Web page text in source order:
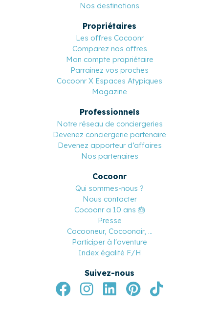
Nos destinations
Propriétaires
Les offres Cocoonr
Comparez nos offres
Mon compte propriétaire
Parrainez vos proches
Cocoonr X Espaces Atypiques
Magazine
Professionnels
Notre réseau de conciergeries
Devenez conciergerie partenaire
Devenez apporteur d’affaires
Nos partenaires
Cocoonr
Qui sommes-nous ?
Nous contacter
Cocoonr a 10 ans 🎂
Presse
Cocooneur, Cocoonair, ...
Participer à l'aventure
Index égalité F/H
Suivez-nous